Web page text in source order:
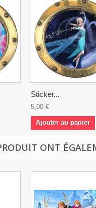
Sticker...
5,00 €
Ajouter au panier
ONT